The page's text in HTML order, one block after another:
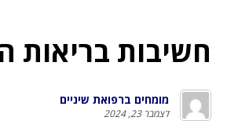
חשיבות בריאות
מומחים ברפואת שיניים
דצמבר 23, 2024